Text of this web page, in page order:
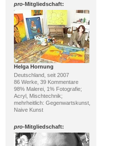
pro-Mitgliedschaft:
Helga Hornung
Deutschland, seit 2007
86 Werke, 39 Kommentare
98% Malerei, 1% Fotografie;
Acryl, Mischtechnik;
mehrheitlich: Gegenwartskunst,
Naive Kunst
pro-Mitgliedschaft: